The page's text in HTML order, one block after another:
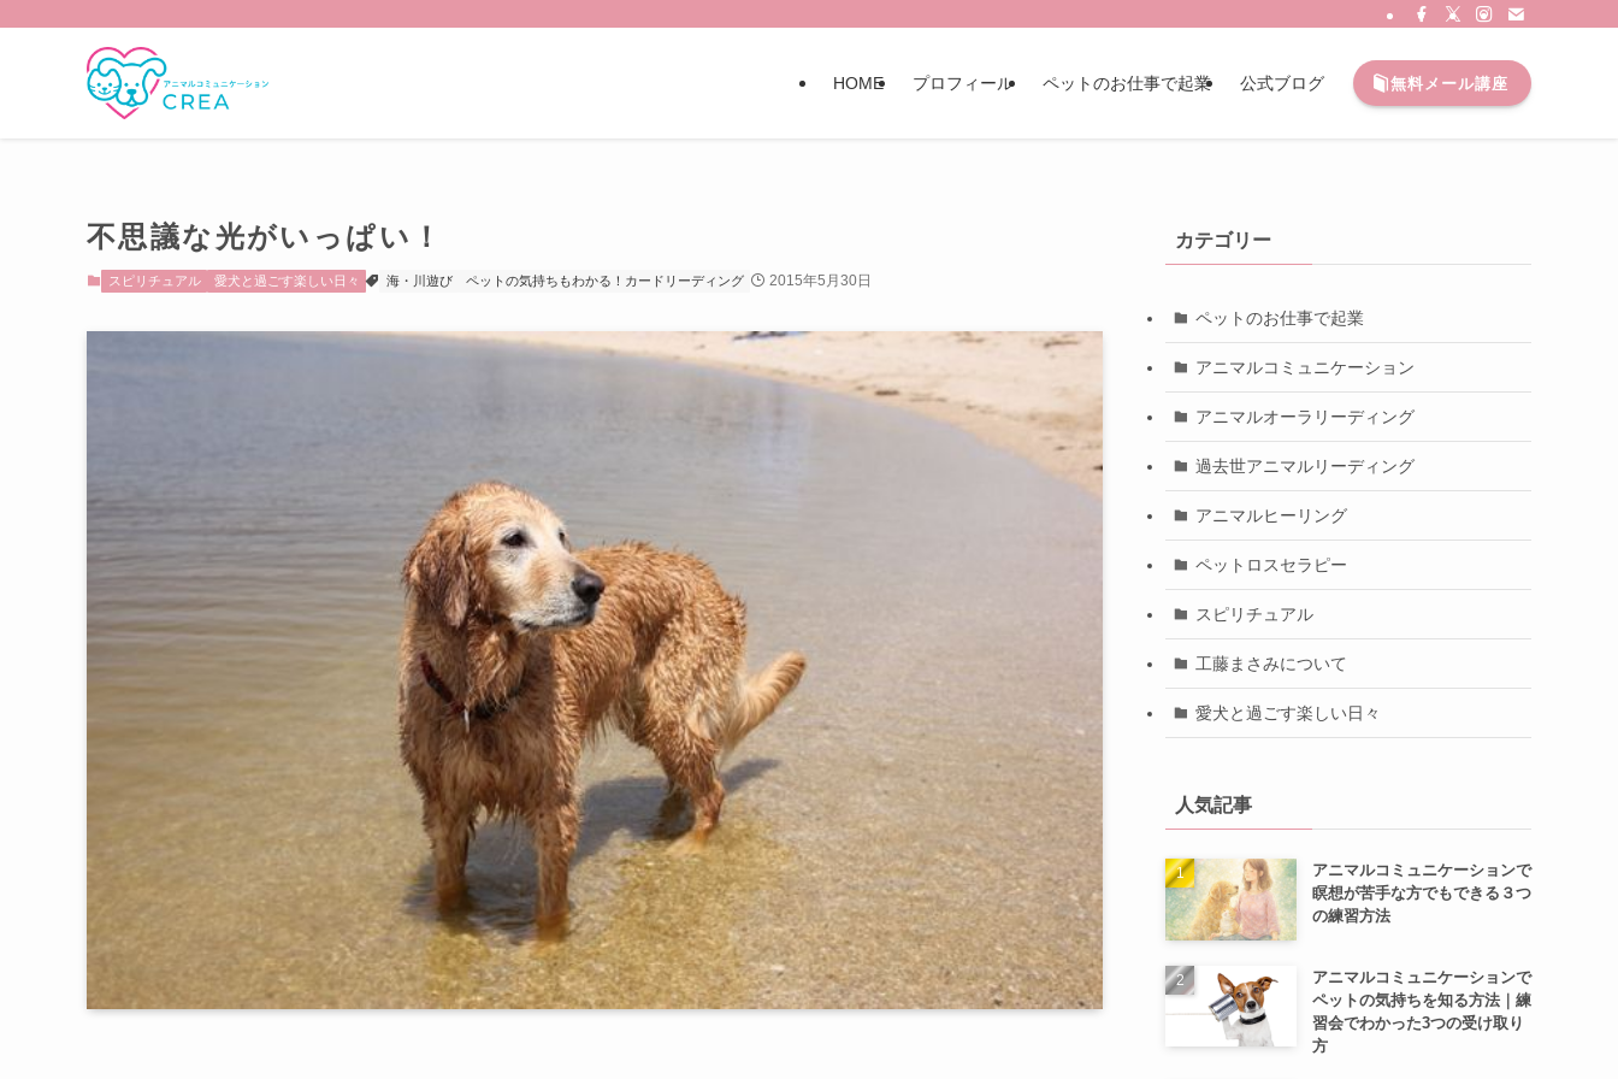
HOME プロフィール ペットのお仕事で起業 公式ブログ 無料メール講座
不思議な光がいっぱい！
スピリチュアル 愛犬と過ごす楽しい日々 海・川遊び ペットの気持ちもわかる！カードリーディング 2015年5月30日
カテゴリー
ペットのお仕事で起業
アニマルコミュニケーション
アニマルオーラリーディング
過去世アニマルリーディング
アニマルヒーリング
ペットロスセラピー
スピリチュアル
工藤まさみについて
愛犬と過ごす楽しい日々
人気記事
アニマルコミュニケーションで
瞑想が苦手な方でもできる３つ
の練習方法
アニマルコミュニケーションで
ペットの気持ちを知る方法｜練
習会でわかった3つの受け取り
方